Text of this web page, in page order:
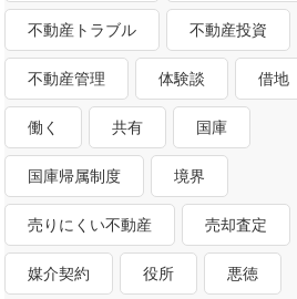
不動産トラブル 不動産投資
不動産管理 体験談 借地
働く 共有 国庫
国庫帰属制度 境界
売りにくい不動産 売却査定
媒介契約 役所 悪徳